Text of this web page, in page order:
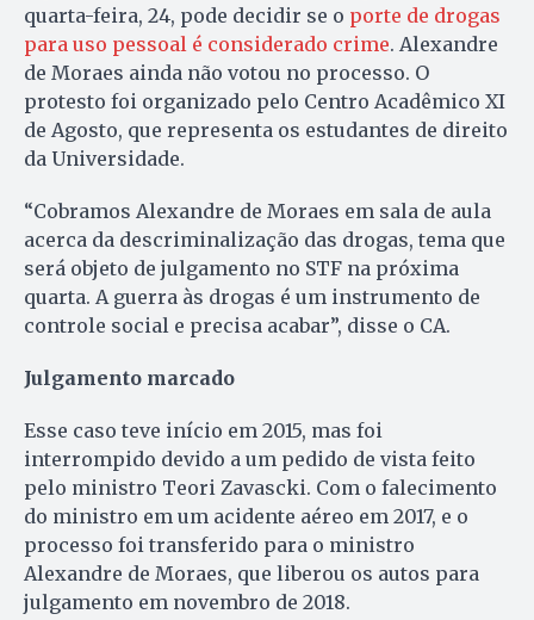
quarta-feira, 24, pode decidir se o porte de drogas
para uso pessoal é considerado crime. Alexandre
de Moraes ainda não votou no processo. O
protesto foi organizado pelo Centro Acadêmico XI
de Agosto, que representa os estudantes de direito
da Universidade.
“Cobramos Alexandre de Moraes em sala de aula
acerca da descriminalização das drogas, tema que
será objeto de julgamento no STF na próxima
quarta. A guerra às drogas é um instrumento de
controle social e precisa acabar”, disse o CA.
Julgamento marcado
Esse caso teve início em 2015, mas foi
interrompido devido a um pedido de vista feito
pelo ministro Teori Zavascki. Com o falecimento
do ministro em um acidente aéreo em 2017, e o
processo foi transferido para o ministro
Alexandre de Moraes, que liberou os autos para
julgamento em novembro de 2018.